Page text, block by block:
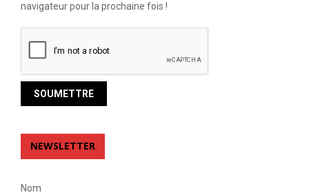
navigateur pour la prochaine fois !
NEWSLETTER
Nom